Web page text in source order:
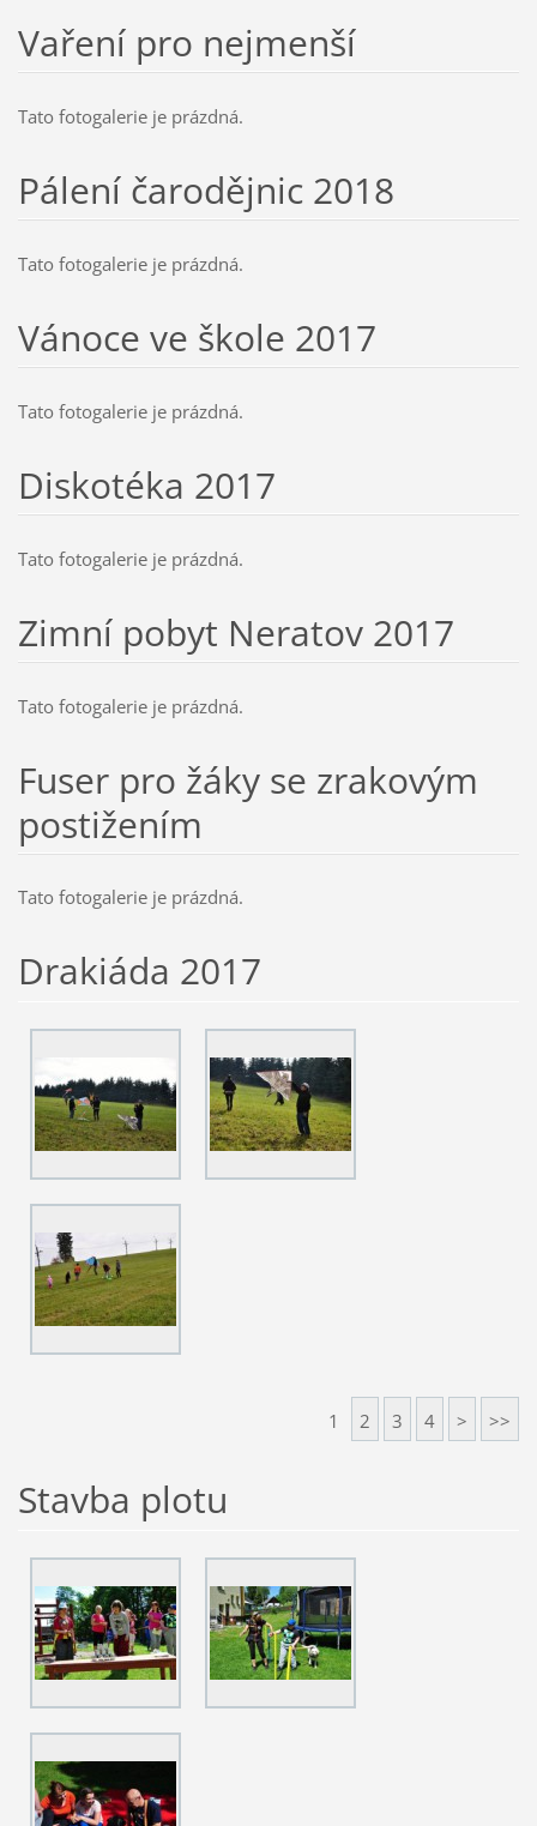
Vaření pro nejmenší
Tato fotogalerie je prázdná.
Pálení čarodějnic 2018
Tato fotogalerie je prázdná.
Vánoce ve škole 2017
Tato fotogalerie je prázdná.
Diskotéka 2017
Tato fotogalerie je prázdná.
Zimní pobyt Neratov 2017
Tato fotogalerie je prázdná.
Fuser pro žáky se zrakovým
postižením
Tato fotogalerie je prázdná.
Drakiáda 2017
1 2 3 4 > >>
Stavba plotu